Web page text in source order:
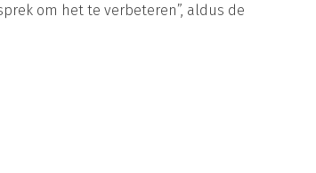
om het te verbeteren”, aldus de